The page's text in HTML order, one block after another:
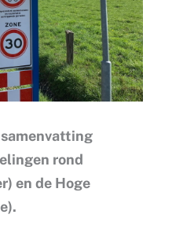
rond
en de Hoge